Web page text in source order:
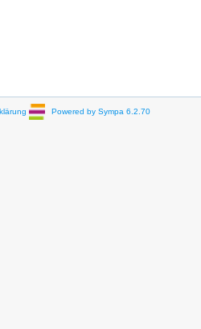
Powered by Sympa 6.2.70